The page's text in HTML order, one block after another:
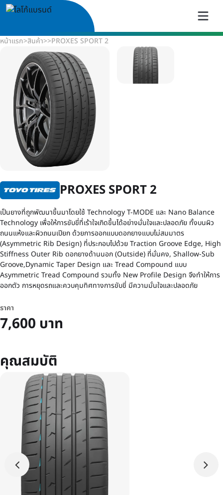
หน้าแรก>สินค้า>>PROXES SPORT 2
PROXES SPORT 2
เป็นยางที่ถูกพัฒนาขึ้นมาโดยใช้ Technology T-MODE และ Nano Balance
Technology เพื่อให้การขับขี่ที่เร้าใจเกิดขึ้นได้อย่างมั่นใจและปลอดภัย ทั้งบนผิว
ถนนแห้งและผิวถนนเปียก ด้วยการออกแบบดอกยางแบบไม่สมมาตร
(Asymmetric Rib Design) ที่ประกอบไปด้วย Traction Groove Edge, High
Stiffness Outer Rib ดอกยางด้านนอก (Outside) ที่มั่นคง, Shallow-Sub
Groove,Dynamic Taper Design และ Tread Compound แบบ
Asymmetric Tread Compound รวมทั้ง New Profile Design จึงทำให้การ
ออกตัว การหยุดรถและควบคุมทิศทางการขับขี่ มีความมั่นใจและปลอดภัย
ราคา
7,600 บาท
คุณสมบัติ